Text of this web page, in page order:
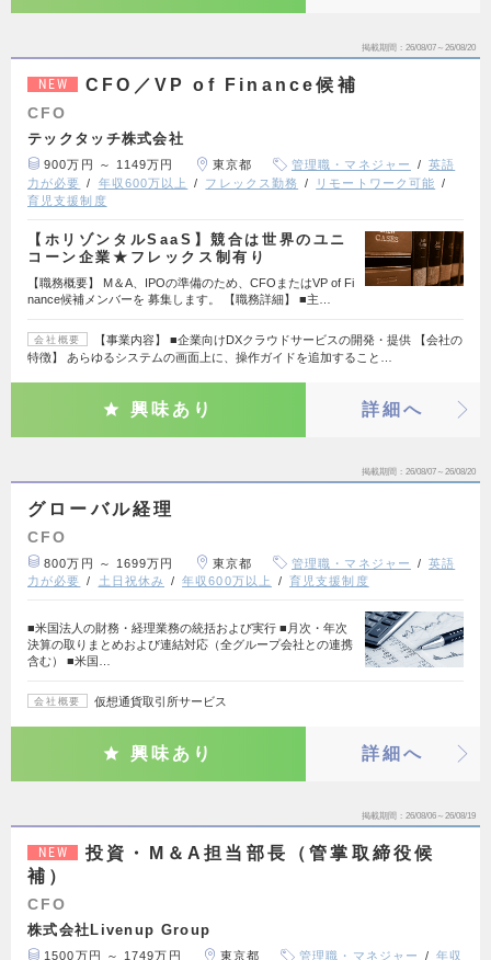
掲載期間 26/08/07～26/08/20
NEW CFO／VP of Finance候補
CFO
テックタッチ株式会社
900万円 ～ 1149万円 東京都 管理職・マネジャー
英語
力が必要
年収600万以上 フレックス勤務
リモートワーク可能
育児支援制度
【ホリゾンタルSaaS】競合は世界のユニ
コーン企業★フレックス制有り
【職務概要】 M＆A、IPOの準備のため、CFOまたはVP of Fi
nance候補メンバーを 募集します。 【職務詳細】 ■主…
会社概要
【事業内容】 ■企業向けDXクラウドサービスの開発・提供 【会社の
特徴】 あらゆるシステムの画面上に、操作ガイドを追加すること…
興味あり 詳細へ
掲載期間 26/08/07～26/08/20
グローバル経理
CFO
800万円 ～ 1699万円 東京都 管理職・マネジャー
英語
力が必要
土日祝休み 年収600万以上 育児支援制度
■米国法人の財務・経理業務の統括および実行 ■月次・年次
決算の取りまとめおよび連結対応（全グループ会社との連携
含む） ■米国…
会社概要 仮想通貨取引所サービス
興味あり 詳細へ
掲載期間 26/08/06～26/08/19
NEW
投資・M＆A担当部長（管掌取締役候
補）
CFO
株式会社Livenup Group
1500万円 ～ 1749万円 東京都 管理職・マネジャー
年収